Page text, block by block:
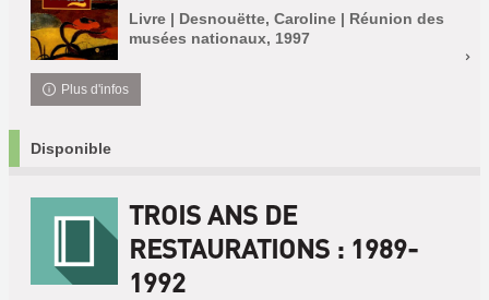
Livre | Desnouëtte, Caroline | Réunion des
musées nationaux, 1997
Plus d'infos
Disponible
TROIS ANS DE
RESTAURATIONS : 1989-
1992